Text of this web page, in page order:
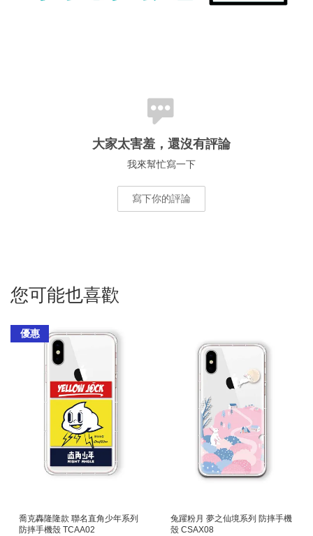
大家太害羞，還沒有評論
我來幫忙寫一下
寫下你的評論
您可能也喜歡
優惠
喬克轟隆隆款 聯名直角少年系列
防摔手機殼 TCAA02
兔躍粉月 夢之仙境系列 防摔手機
殼 CSAX08